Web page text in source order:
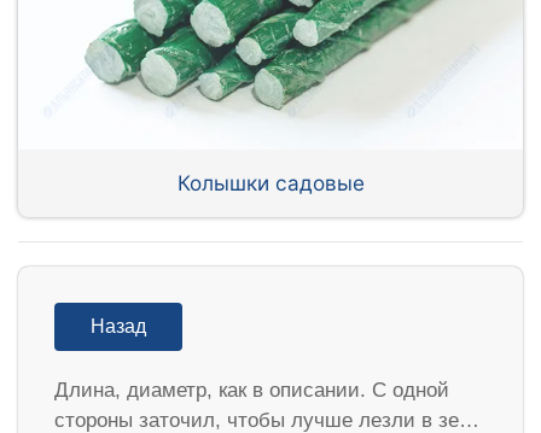
Колышки садовые
Назад
Длина, диаметр, как в описании. С одной
стороны заточил, чтобы лучше лезли в зе…